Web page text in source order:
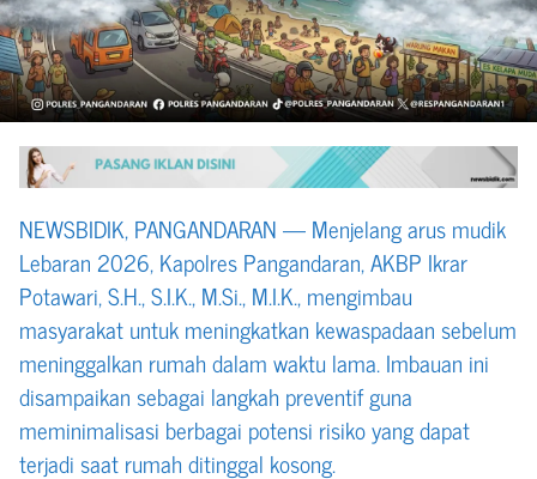
NEWSBIDIK, PANGANDARAN — Menjelang arus mudik
Lebaran 2026, Kapolres Pangandaran, AKBP Ikrar
Potawari, S.H., S.I.K., M.Si., M.I.K., mengimbau
masyarakat untuk meningkatkan kewaspadaan sebelum
meninggalkan rumah dalam waktu lama. Imbauan ini
disampaikan sebagai langkah preventif guna
meminimalisasi berbagai potensi risiko yang dapat
terjadi saat rumah ditinggal kosong.